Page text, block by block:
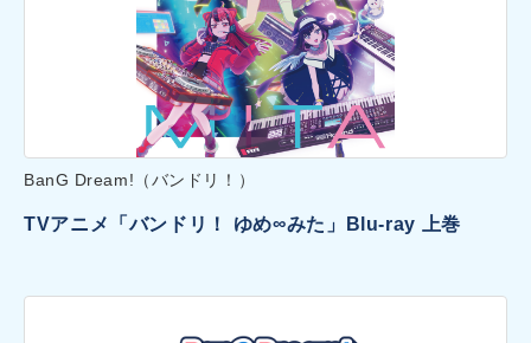
BanG Dream!（バンドリ！）
TVアニメ「バンドリ！ ゆめ∞みた」Blu-ray 上巻